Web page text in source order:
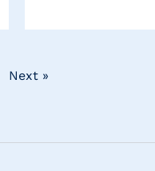
Next »